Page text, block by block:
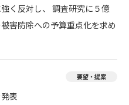
く反対し、 調査研究に５億
害防除への予算重点化を求め
要望・提案
表